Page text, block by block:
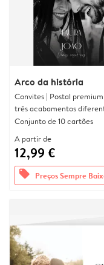
Arco da história
Convites | Postal
três acabamentos
Conjunto de 10 cartões
A partir de
12,99 €
offers Preços Sempre